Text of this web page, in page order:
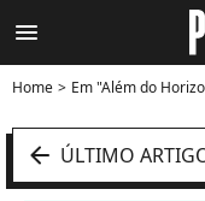
menu
Home Em "Além do Horizonte",
arrow_left ÚLTIMO